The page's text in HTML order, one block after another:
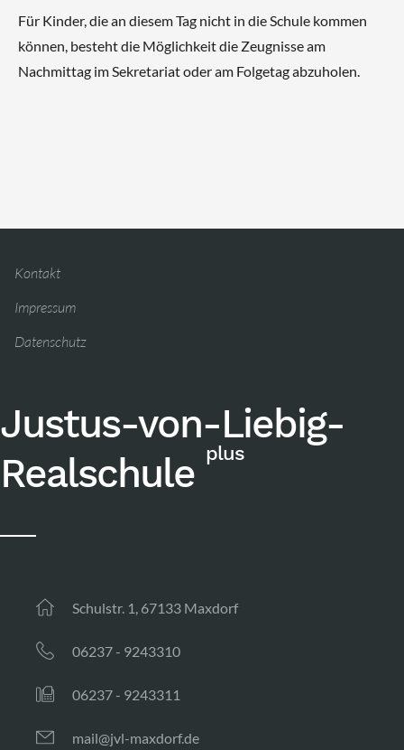
Für Kinder, die an diesem Tag nicht in die Schule kommen
können, besteht die Möglichkeit die Zeugnisse am
Nachmittag im Sekretariat oder am Folgetag abzuholen.
Kontakt
Impressum
Datenschutz
Justus-von-Liebig-
Realschule plus
Schulstr. 1, 67133 Maxdorf
06237 - 9243310
06237 - 9243311
mail@jvl-maxdorf.de